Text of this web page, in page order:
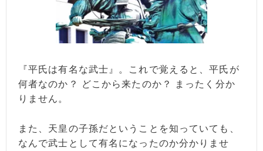
『平氏は有名な武士』。これで覚えると、平氏が
何者なのか？ どこから来たのか？ まったく分か
りません。
また、天皇の子孫だということを知っていても、
なんで武士として有名になったのか分かりませ